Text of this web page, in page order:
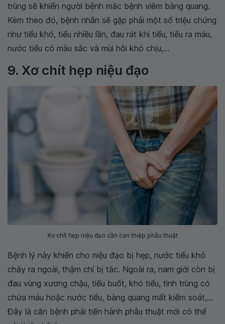
trùng sẽ khiến người bệnh mắc bệnh viêm bàng quang.
Kèm theo đó, bệnh nhân sẽ gặp phải một số triệu chứng
như tiểu khó, tiểu nhiều lần, đau rát khi tiểu, tiểu ra máu,
nước tiểu có màu sắc và mùi hôi khó chịu,...
9. Xơ chít hẹp niệu đạo
Xơ chít hẹp niệu đạo cần can thiệp phẫu thuật
Bệnh lý này khiến cho niệu đạo bị hẹp, nước tiểu khó
chảy ra ngoài, thậm chí bị tắc. Ngoài ra, nam giới còn bị
đau vùng xương chậu, tiểu buốt, khó tiểu, tinh trùng có
chứa máu hoặc nước tiểu, bàng quang mất kiểm soát,...
Đây là căn bệnh phải tiến hành phẫu thuật mới có thể